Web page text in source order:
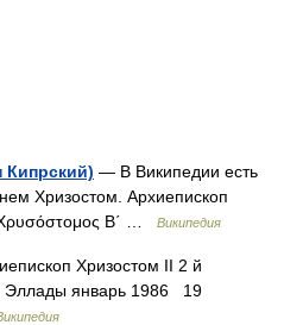
Кипрский) — В Википедии есть
Хризостом. Архиепископ
Β΄ …
Википедия
Хризостом II 2 й
Эллады январь 1986 19